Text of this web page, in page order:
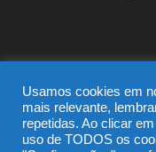
Usamos cookies em
mais relevante,
repetidas. Ao clicar
uso de TODOS os